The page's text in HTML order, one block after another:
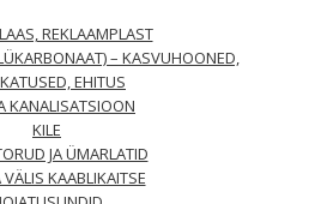
REKLAAMPLAST
– KASVUHOONED,
EHITUS
KANALISATSIOON
KILE
JA ÜMARLATID
VÄLIS KAABLIKAITSE